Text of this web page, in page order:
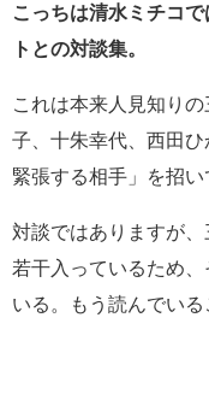
こっちは清水ミチコ
トとの対談集。
これは本来人見知り
子、十朱幸代、西田
緊張する相手」を招い
対談ではありますが
若干入っているため
いる。もう読んでいる